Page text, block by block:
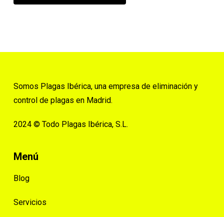
Somos Plagas Ibérica, una empresa de eliminación y
control de plagas en Madrid.
2024 © Todo Plagas Ibérica, S.L.
Menú
Blog
Servicios